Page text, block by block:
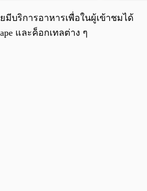
บริการอาหารเพื่อในผู้เข้าชมได้
และค็อกเทลต่าง ๆ